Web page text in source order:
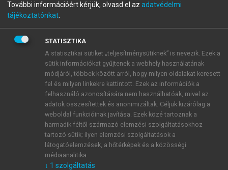
A regisztráció után apróbaidőszakautomatikusan
BELÉPÉS SAJÁT FIÓKKAL
ÚJ FIÓK LÉTREHOZÁSA
1 óra díjmentes hozzáférés
E-MAIL-CÍM
További információért kérjük, olvasd el az adatvédelmi
tájékoztatónkat
STATISZTIKA
A statisztikai sütiket „teljesítménysütiknek” is nevezik. Ezek a
sütik információkat gyűjtenek a webhely használatának
módjáról, többek között arról, hogy milyen oldalakat keresett
fel és milyen linkekre kattintott. Ezek az információk a
felhasználó azonosítására nem használhatóak, mivel az
adatok összesítettek és anonimizáltak. Céljuk kizárólag a
weboldal funkcióinak javítása. Ezek közé tartoznak a
harmadik féltől származó elemzési szolgáltatásokhoz
tartozó sütik; ilyen elemzési szolgáltatások a
látogatóelemzések, a hőtérképek és a közösségi
médiaanalitika.
↓ 1 szolgáltatás